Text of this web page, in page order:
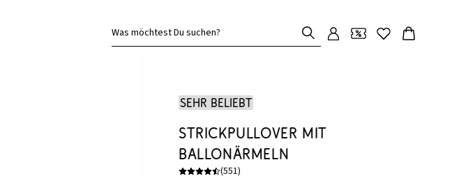
Was möchtest Du suchen?
Sehr beliebt
Strickpullover mit
Ballonärmeln
(551)